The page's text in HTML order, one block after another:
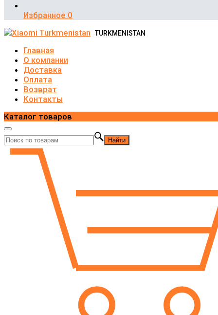
Избранное 0
TURKMENISTAN
Главная
О компании
Доставка
Оплата
Возврат
Контакты
Каталог товаров
Найти